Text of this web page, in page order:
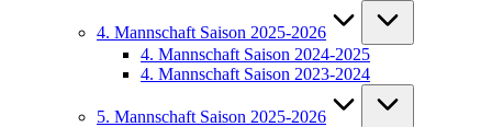
4. Mannschaft Saison 2025-2026
4. Mannschaft Saison 2024-2025
4. Mannschaft Saison 2023-2024
5. Mannschaft Saison 2025-2026